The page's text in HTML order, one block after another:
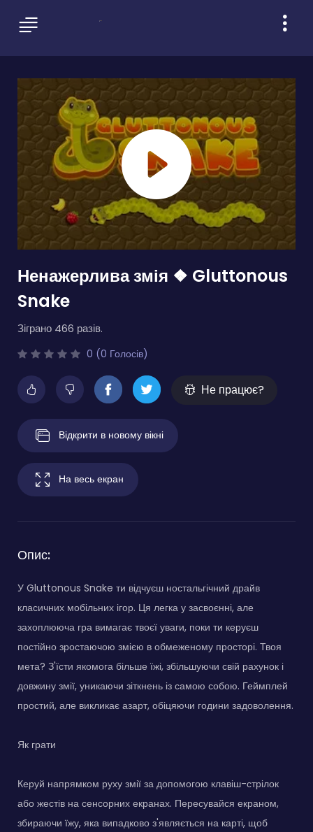
Ненажерлива змія ❖ Gluttonous
Snake
Зіграно 466 разів.
0 (0 Голосів)
Не працює?
Відкрити в новому вікні
На весь екран
Опис:
У Gluttonous Snake ти відчуєш ностальгічний драйв
класичних мобільних ігор. Ця легка у засвоєнні, але
захоплююча гра вимагає твоєї уваги, поки ти керуєш
постійно зростаючою змією в обмеженому просторі. Твоя
мета? З'їсти якомога більше їжі, збільшуючи свій рахунок і
довжину змії, уникаючи зіткнень із самою собою. Геймплей
простий, але викликає азарт, обіцяючи години задоволення.
Як грати
Керуй напрямком руху змії за допомогою клавіш-стрілок
або жестів на сенсорних екранах. Пересувайся екраном,
збираючи їжу, яка випадково з'являється на карті, щоб